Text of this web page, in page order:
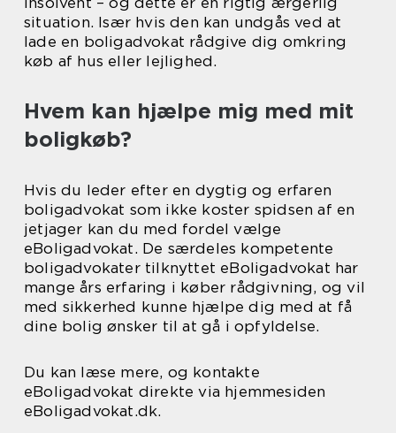
situation. Især hvis den kan undgås ved at
lade en boligadvokat rådgive dig omkring
køb af hus eller lejlighed.
Hvem kan hjælpe mig med mit
boligkøb?
Hvis du leder efter en dygtig og erfaren
boligadvokat som ikke koster spidsen af en
jetjager kan du med fordel vælge
eBoligadvokat. De særdeles kompetente
boligadvokater tilknyttet eBoligadvokat har
mange års erfaring i køber rådgivning, og vil
med sikkerhed kunne hjælpe dig med at få
dine bolig ønsker til at gå i opfyldelse.
Du kan læse mere, og kontakte
eBoligadvokat direkte via hjemmesiden
eBoligadvokat.dk.